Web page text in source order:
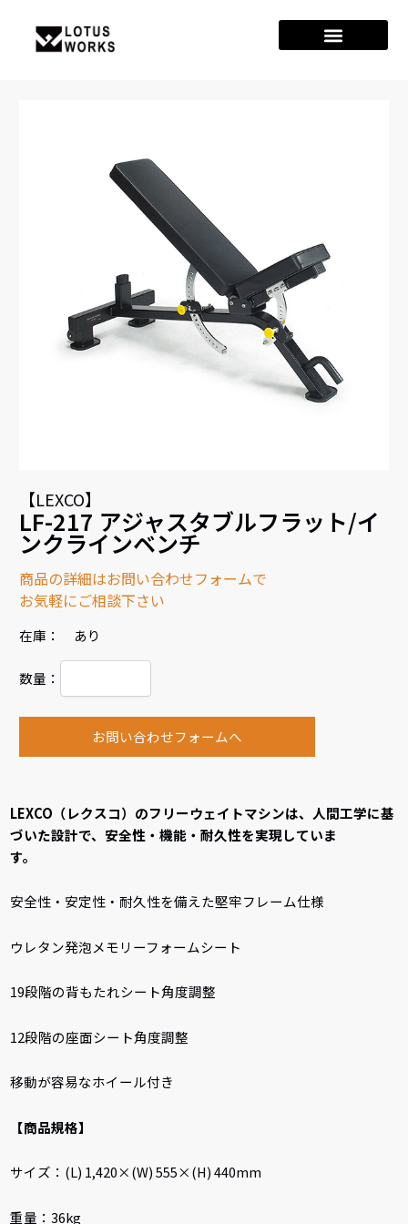
【LEXCO】
LF-217 アジャスタブルフラット/イ
ンクラインベンチ
商品の詳細はお問い合わせフォームで
お気軽にご相談下さい
在庫： あり
数量：
お問い合わせフォームへ
LEXCO（レクスコ）のフリーウェイトマシンは、人間工学に基
づいた設計で、安全性・機能・耐久性を実現していま
す。
安全性・安定性・耐久性を備えた堅牢フレーム仕様
ウレタン発泡メモリーフォームシート
19段階の背もたれシート角度調整
12段階の座面シート角度調整
移動が容易なホイール付き
【商品規格】
サイズ：(L) 1,420×(W) 555×(H) 440mm
重量：36kg